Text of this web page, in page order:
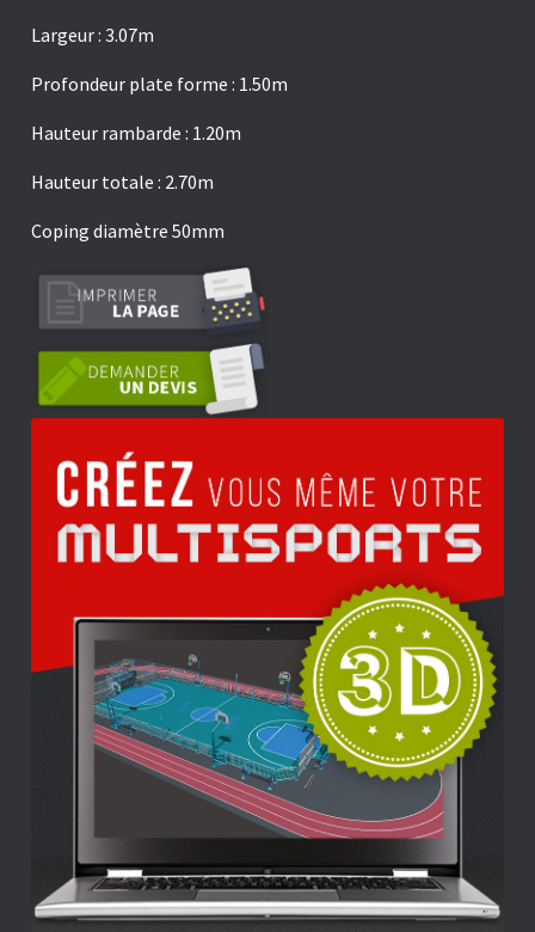
Largeur : 3.07m
Profondeur plate forme : 1.50m
Hauteur rambarde : 1.20m
Hauteur totale : 2.70m
Coping diamètre 50mm